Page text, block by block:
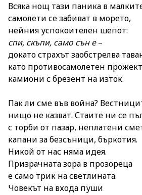
Всяка нощ тази паника в
самолети се забиват в морето,
нейния успокоителен шепот:
спи, скъпи, само сън е–
докато страхът заобстрелва
като противосамолетен
камиони с брезент на изток.
Пак ли сме във война?
нищо не казват. Стаите ни се
с торби от пазар, неплатени
капани за безсъници, бъркотия.
Никой от нас няма идея.
Призрачната зора в прозореца
е само трик на светлината.
Човекът на входа пуши